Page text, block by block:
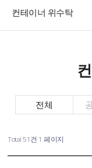
컨테이너 위수탁
전체
Total 51건 1 페이지